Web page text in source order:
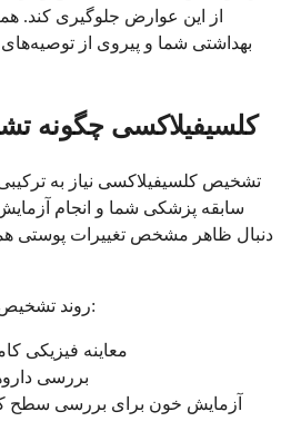
از این عوارض جلوگیری کند.
بهداشتی شما و پیروی از
کلسيفیلاکسی چگونه
تشخیص کلسيفیلاکسی نیاز به
سابقه پزشکی شما و انجام
دنبال ظاهر مشخص تغییرات پوستی
روند تشخیص معمولاً شامل موارد زیر است:
معاینه فیزیکی
بررسی
آزمایش خون برای بررسی سطح